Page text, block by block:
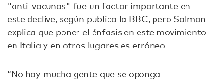
"anti-vacunas" fue un factor importante en
este declive, según publica la BBC, pero Salmon
explica que poner el énfasis en este movimiento
en Italia y en otros lugares es erróneo.
“No hay mucha gente que se oponga